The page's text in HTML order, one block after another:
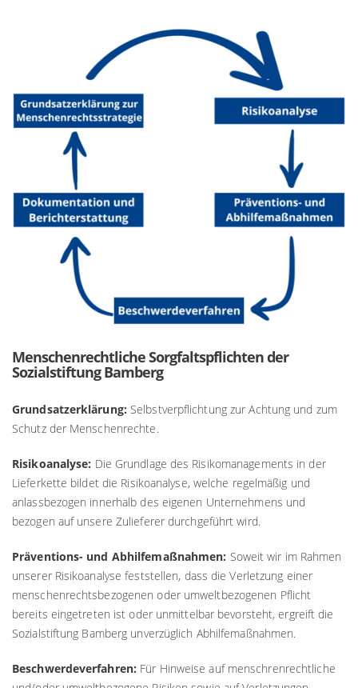
Menschenrechtliche Sorgfaltspflichten der
Sozialstiftung Bamberg
Grundsatzerklärung: Selbstverpflichtung zur Achtung und zum
Schutz der Menschenrechte.
Risikoanalyse: Die Grundlage des Risikomanagements in der
Lieferkette bildet die Risikoanalyse, welche regelmäßig und
anlassbezogen innerhalb des eigenen Unternehmens und
bezogen auf unsere Zulieferer durchgeführt wird.
Präventions- und Abhilfemaßnahmen: Soweit wir im Rahmen
unserer Risikoanalyse feststellen, dass die Verletzung einer
menschenrechtsbezogenen oder umweltbezogenen Pflicht
bereits eingetreten ist oder unmittelbar bevorsteht, ergreift die
Sozialstiftung Bamberg unverzüglich Abhilfemaßnahmen.
Beschwerdeverfahren: Für Hinweise auf menschrenrechtliche